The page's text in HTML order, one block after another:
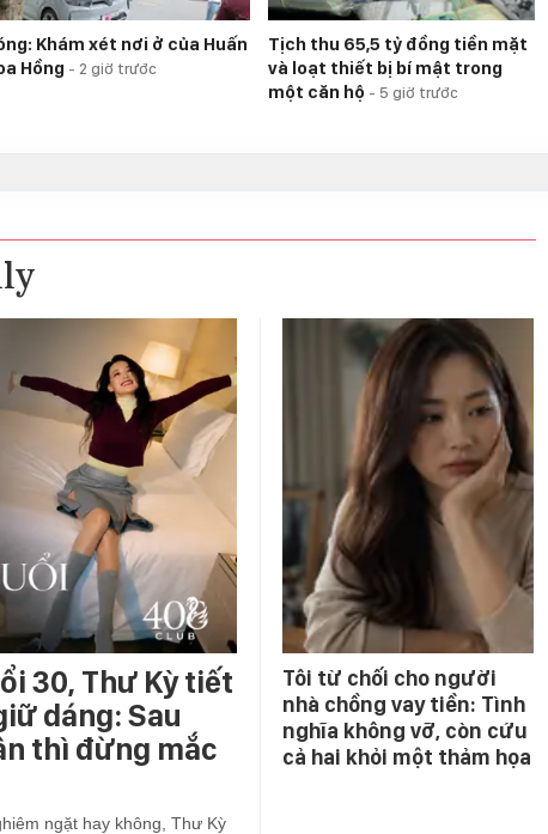
Khám xét nơi ở của Huấn
Hồng - 2 giờ trước
Tịch thu 65,5 tỷ đồng tiền mặt
và loạt thiết bị bí mật trong
một căn hộ - 5 giờ trước
30, Thư Kỳ tiết
dáng: Sau
thì đừng mắc
ngặt hay không, Thư Kỳ
Tôi từ chối cho người
nhà chồng vay tiền: Tình
nghĩa không vỡ, còn cứu
cả hai khỏi một thảm họa